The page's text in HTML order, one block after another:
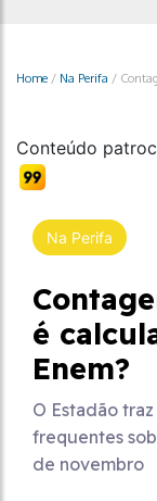
Home / Na Perifa /
Conteúdo
Na Perifa
é
Enem?
O Estadão
frequentes
de novembro